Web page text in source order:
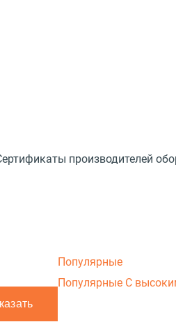
производителей
Популярные
Популярные С